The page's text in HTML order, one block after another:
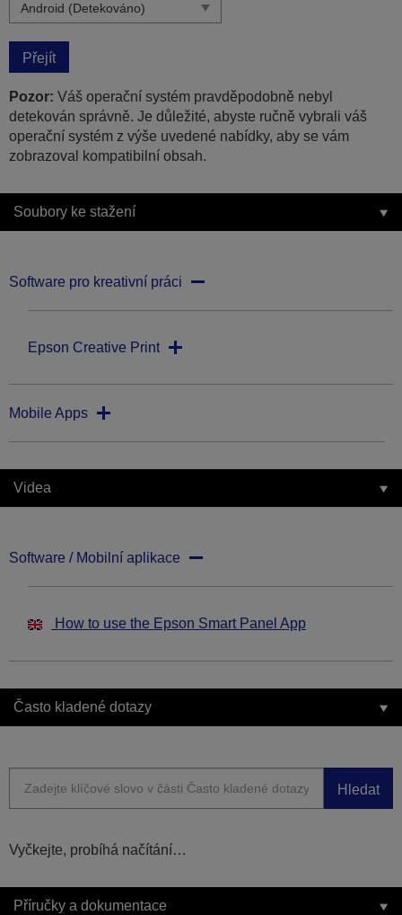
Přejít
Pozor: Váš operační systém pravděpodobně nebyl
detekován správně. Je důležité, abyste ručně vybrali váš
operační systém z výše uvedené nabídky, aby se vám
zobrazoval kompatibilní obsah.
Soubory ke stažení
Software pro kreativní práci
Epson Creative Print
Mobile Apps
Videa
Software / Mobilní aplikace
How to use the Epson Smart Panel App
Často kladené dotazy
Hledat
Vyčkejte, probíhá načítání…
Příručky a dokumentace